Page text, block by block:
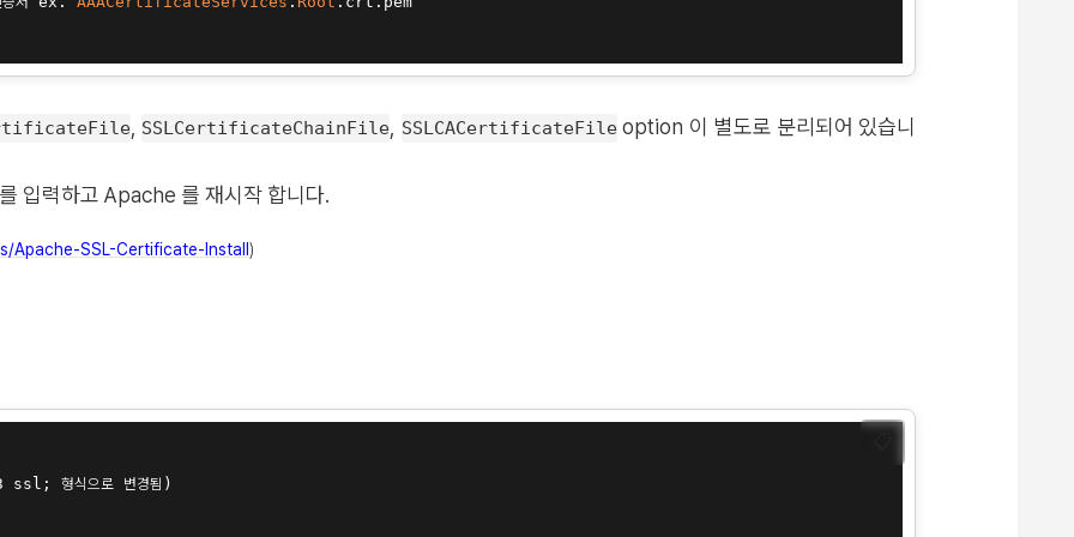
, SSLCertificateChainFile SSLCACertificateFileoption 이 별도로 분리되어 있습니
입력하고 Apache 를 재시작 합니다.
SSL-Certificate-Install )
형식으로 변경됨)